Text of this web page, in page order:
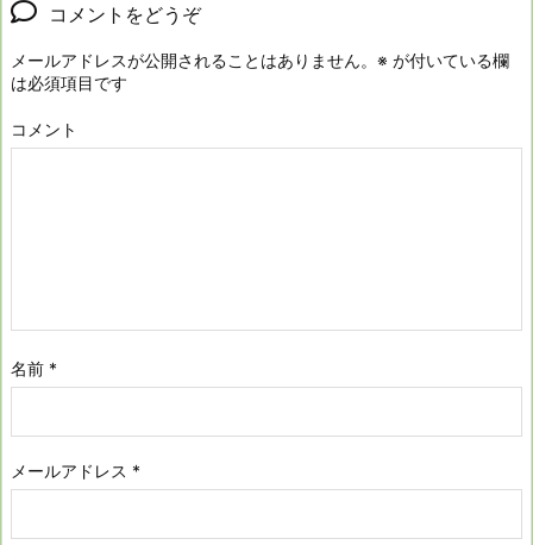
コメントをどうぞ
メールアドレスが公開されることはありません。 ※ が付いている欄
は必須項目です
コメント
名前 *
メールアドレス *